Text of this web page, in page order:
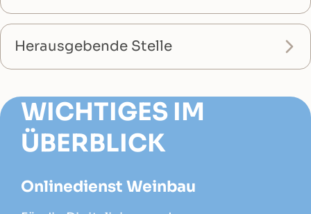
Herausgebende Stelle
WICHTIGES IM
ÜBERBLICK
Onlinedienst Weinbau